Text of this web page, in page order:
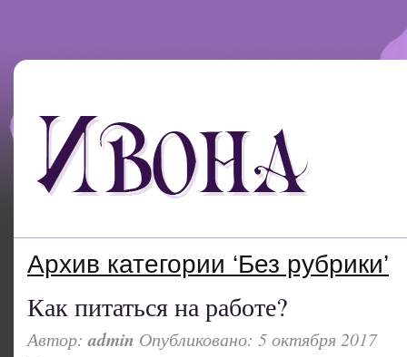
Архив категории ‘Без рубрики’
Как питаться на работе?
Автор:admin Опубликовано: 5 октября 2017